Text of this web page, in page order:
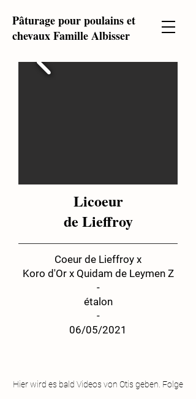
Pâturage pour poulains et
chevaux Famille Albisser
Licoeur
de Lieffroy
Coeur de Lieffroy x
Koro d'Or x Quidam de Leymen Z
-
étalon
-
06/05/2021
Hier wird es bald Videos von Otis geben. Folge